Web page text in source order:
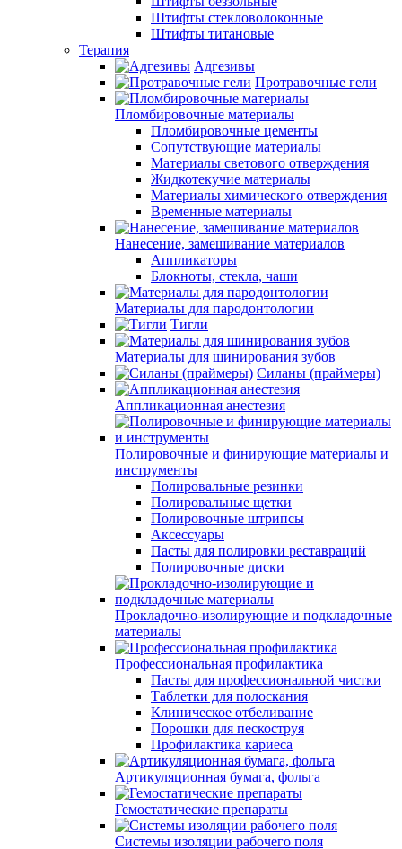
Штифты стекловолоконные
Штифты титановые
Терапия
Адгезивы
Протравочные гели
Пломбировочные материалы
Пломбировочные цементы
Сопутствующие материалы
Материалы светового отверждения
Жидкотекучие материалы
Материалы химического отверждения
Временные материалы
Нанесение, замешивание материалов
Аппликаторы
Блокноты, стекла, чаши
Материалы для пародонтологии
Тигли
Материалы для шинирования зубов
Силаны (праймеры)
Аппликационная анестезия
Полировочные и финирующие материалы и
инструменты
Полировальные резинки
Полировальные щетки
Полировочные штрипсы
Аксессуары
Пасты для полировки реставраций
Полировочные диски
Прокладочно-изолирующие и подкладочные
материалы
Профессиональная профилактика
Пасты для профессиональной чистки
Таблетки для полоскания
Клиническое отбеливание
Порошки для пескоструя
Профилактика кариеса
Артикуляционная бумага, фольга
Гемостатические препараты
Системы изоляции рабочего поля